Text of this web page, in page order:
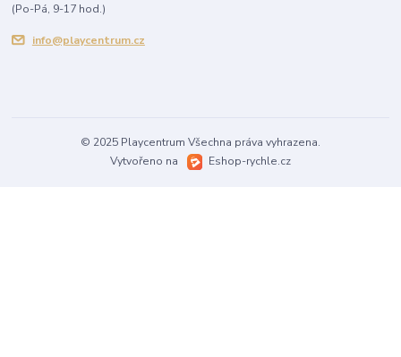
(Po-Pá, 9-17 hod.)
info@playcentrum.cz
© 2025 Playcentrum Všechna práva vyhrazena.
Vytvořeno na
Eshop-rychle.cz